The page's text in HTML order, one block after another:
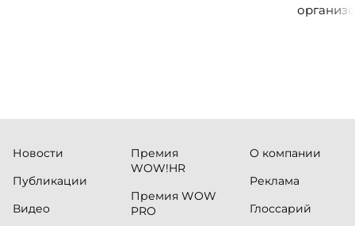
Новости
Публикации
Видео
Премия
WOW!HR
Премия WOW
PRO
О компании
Реклама
Глоссарий